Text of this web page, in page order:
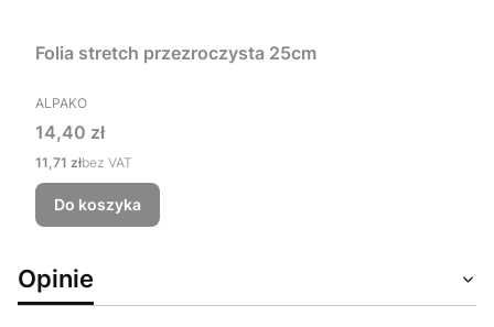
Folia stretch przezroczysta 25cm
PRODUCENT
ALPAKO
Cena
14,40 zł
Cena
11,71 złbez VAT
Do koszyka
Opinie